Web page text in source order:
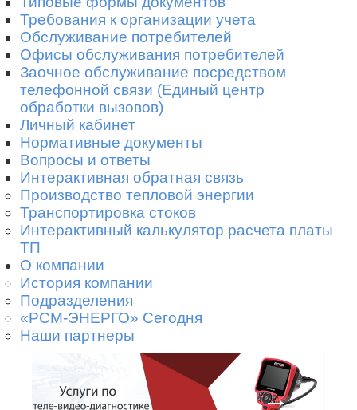
Требования к организации учета
Обслуживание потребителей
Офисы обслуживания потребителей
Заочное обслуживание посредством
телефонной связи (Единый центр
обработки вызовов)
Личный кабинет
Нормативные документы
Вопросы и ответы
Интерактивная обратная связь
Производство тепловой энергии
Транспортировка стоков
Интерактивный калькулятор расчета платы
ТП
О компании
История компании
Подразделения
«РСМ-ЭНЕРГО» Сегодня
Наши партнеры
→
←